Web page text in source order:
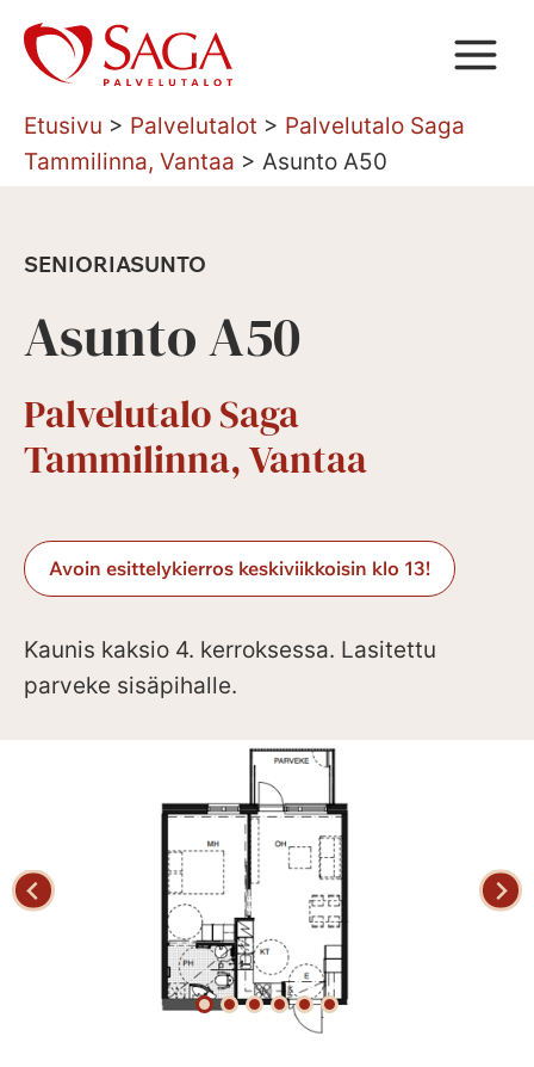
Siirry
sisältöön
Etusivu > Palvelutalot > Palvelutalo Saga
Tammilinna, Vantaa > Asunto A50
SENIORIASUNTO
Asunto A50
Palvelutalo Saga
Tammilinna, Vantaa
Avoin esittelykierros keskiviikkoisin klo 13!
Kaunis kaksio 4. kerroksessa. Lasitettu
parveke sisäpihalle.